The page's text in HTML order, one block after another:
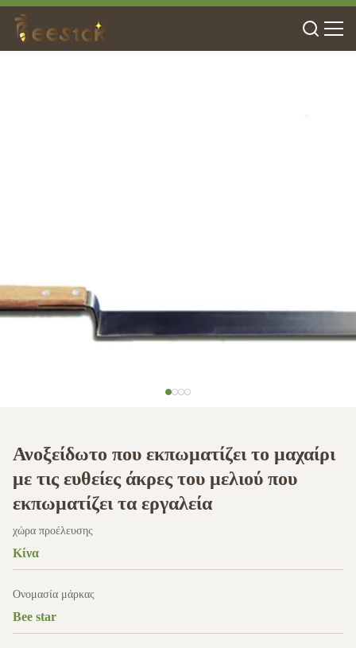
Ανοξείδωτο που εκπωματίζει το μαχαίρι
με τις ευθείες άκρες του μελιού που
εκπωματίζει τα εργαλεία
χώρα προέλευσης
Κίνα
Ονομασία μάρκας
Bee star